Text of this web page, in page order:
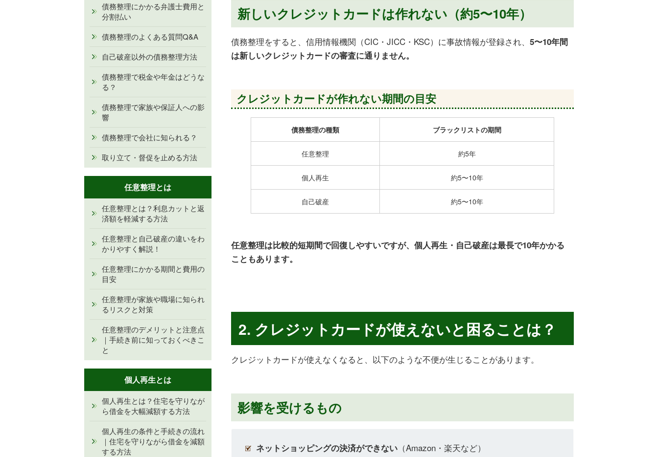
新しいクレジットカードは作れない（約5〜10年）
債務整理をすると、信用情報機関（CIC・JICC・KSC）に事故情報が登録され、 5〜10年間
は新しいクレジットカードの審査に通りません。
クレジットカードが作れない期間の目安
債務整理の種類 ブラックリストの期間
任意整理 約5年
個人再生 約5〜10年
自己破産 約5〜10年
任意整理は比較的短期間で回復しやすいですが、個人再生・自己破産は最長で10年かかる
こともあります。
2. クレジットカードが使えないと困ることは？
クレジットカードが使えなくなると、以下のような不便が生じることがあります。
影響を受けるもの
ネットショッピングの決済ができない （Amazon・楽天など）
債務整理にかかる弁護士費用と
分割払い
債務整理のよくある質問Q&A
自己破産以外の債務整理方法
債務整理で税金や年金はどうな
る？
債務整理で家族や保証人への影
響
債務整理で会社に知られる？
取り立て・督促を止める方法
任意整理とは
任意整理とは？利息カットと返
済額を軽減する方法
任意整理と自己破産の違いをわ
かりやすく解説！
任意整理にかかる期間と費用の
目安
任意整理が家族や職場に知られ
るリスクと対策
任意整理のデメリットと注意点
｜手続き前に知っておくべきこ
と
個人再生とは
個人再生とは？住宅を守りなが
ら借金を大幅減額する方法
個人再生の条件と手続きの流れ
｜住宅を守りながら借金を減額
する方法